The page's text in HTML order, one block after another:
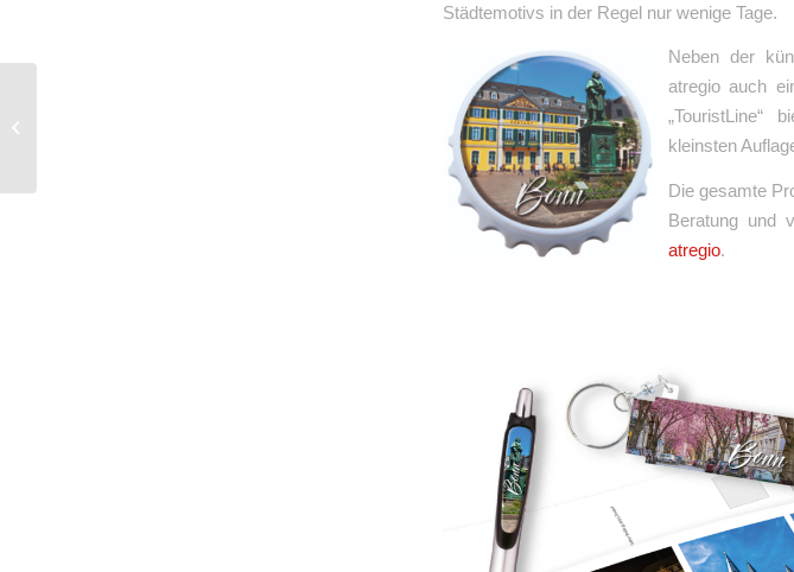
Städtemotivs in der Regel nur wenige Tage.
Neben der
atregio auch
„TouristLine“
kleinsten
Die gesamte
Beratung und
atregio.